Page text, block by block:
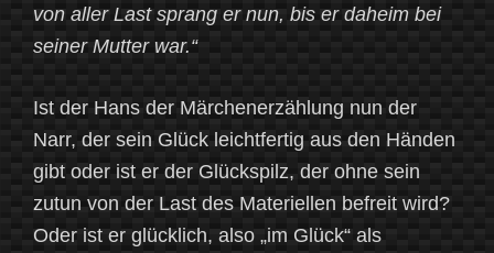
von aller Last sprang er nun, bis er daheim bei
seiner Mutter war.“
Ist der Hans der Märchenerzählung nun der
Narr, der sein Glück leichtfertig aus den Händen
gibt oder ist er der Glückspilz, der ohne sein
zutun von der Last des Materiellen befreit wird?
Oder ist er glücklich, also „im Glück“ als